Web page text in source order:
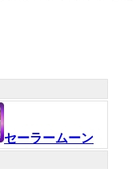
セーラームーン